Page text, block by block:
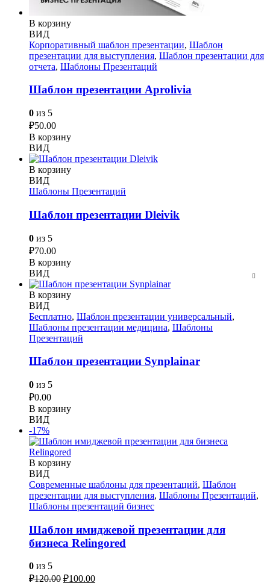
В корзину
ВИД
Корпоративный шаблон презентации, Шаблон
презентации для выступления, Шаблон презентации для
отчета, Шаблоны Презентаций
Шаблон презентации Aprolivia
0 из 5
₽50.00
В корзину
ВИД
В корзину
ВИД
Шаблоны Презентаций
Шаблон презентации Dleivik
0 из 5
₽70.00
В корзину
ВИД
В корзину
ВИД
Бесплатно, Шаблон презентации универсальный,
Шаблоны презентации медицина, Шаблоны
Презентаций
Шаблон презентации Synplainar
0 из 5
₽0.00
В корзину
ВИД
-17%
В корзину
ВИД
Современные шаблоны для презентаций, Шаблон
презентации для выступления, Шаблоны Презентаций,
Шаблоны презентаций бизнес
Шаблон имиджевой презентации для
бизнеса Relingored
0 из 5
₽120.00 Первоначальная
₽100.00Текущая